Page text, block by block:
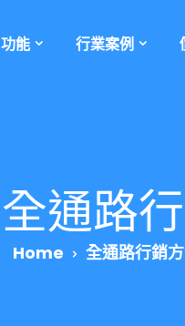
功能 行業案例
全通路
Home 全通路行銷